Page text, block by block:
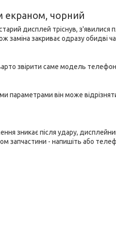
екраном, чорний
дисплей тріснув,
заміна закриває одразу обидві
звірити саме модель
параметрами він може
зникає після удару,
запчастини - напишіть або